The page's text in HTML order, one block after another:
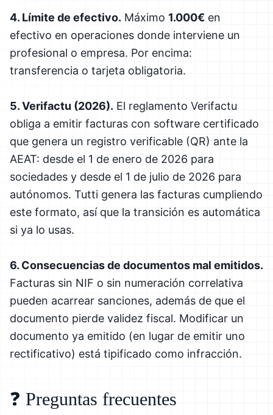
4. Límite de efectivo. Máximo 1.000€ en
efectivo en operaciones donde interviene un
profesional o empresa. Por encima:
transferencia o tarjeta obligatoria.
5. Verifactu (2026). El reglamento Verifactu
obliga a emitir facturas con software certificado
que genera un registro verificable (QR) ante la
AEAT: desde el 1 de enero de 2026 para
sociedades y desde el 1 de julio de 2026 para
autónomos. Tutti genera las facturas cumpliendo
este formato, así que la transición es automática
si ya lo usas.
6. Consecuencias de documentos mal emitidos.
Facturas sin NIF o sin numeración correlativa
pueden acarrear sanciones, además de que el
documento pierde validez fiscal. Modificar un
documento ya emitido (en lugar de emitir uno
rectificativo) está tipificado como infracción.
❓ Preguntas frecuentes